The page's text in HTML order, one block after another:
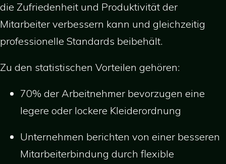
die Zufriedenheit und Produktivität der
Mitarbeiter verbessern kann und gleichzeitig
professionelle Standards beibehält.
Zu den statistischen Vorteilen gehören:
70% der Arbeitnehmer bevorzugen eine
legere oder lockere Kleiderordnung
Unternehmen berichten von einer besseren
Mitarbeiterbindung durch flexible